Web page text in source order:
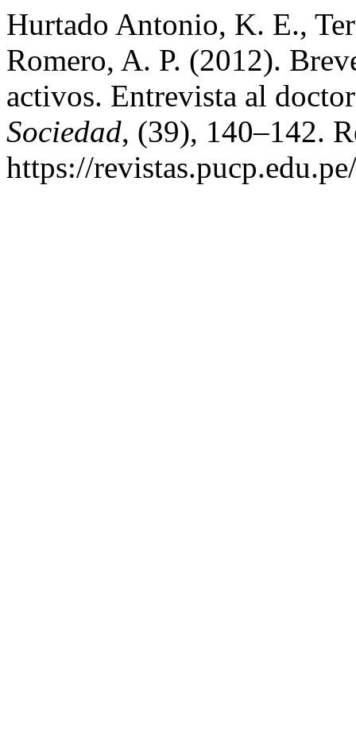
Hurtado Antonio, K. E.,
Romero, A. P. (2012).
activos. Entrevista al
Sociedad, (39), 140–142.
https://